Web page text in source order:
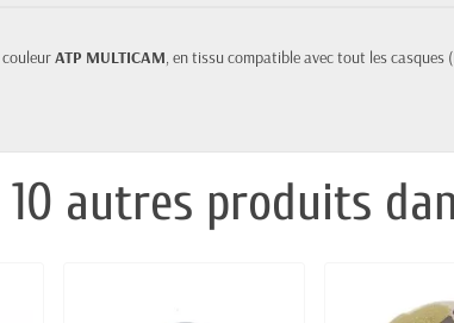
couleurATP MULTICAM, en tissu compatible avec tout les casques
10 autres produits